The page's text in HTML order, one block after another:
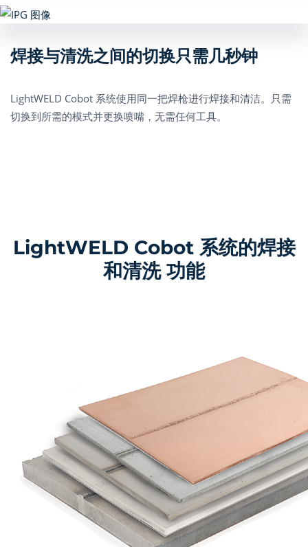
焊接与清洗之间的切换只需几秒钟
LightWELD Cobot 系统使用同一把焊枪进行焊接和清洁。只需
切换到所需的模式并更换喷嘴，无需任何工具。
LightWELD Cobot 系统的焊接
和清洗 功能